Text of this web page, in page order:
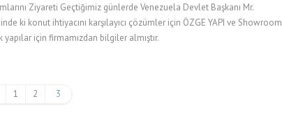
Ziyareti Geçtiğimiz günlerde Venezuela Devlet Başkanı Mr.
ki konut ihtiyacını karşılayıcı çözümler için ÖZGE YAPI ve Showroom
için firmamızdan bilgiler almıştır.
1 2 3